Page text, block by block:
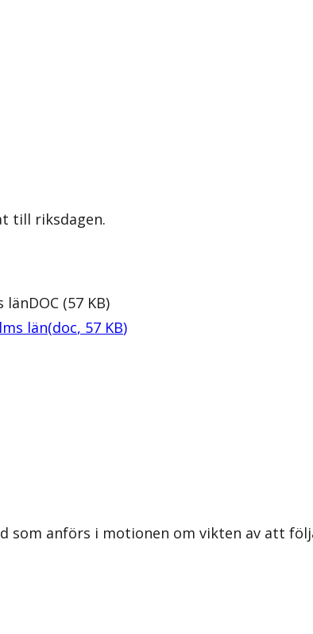
till riksdagen.
länDOC (57 KB)
län(doc, 57 KB)
som anförs i motionen om vikten av att